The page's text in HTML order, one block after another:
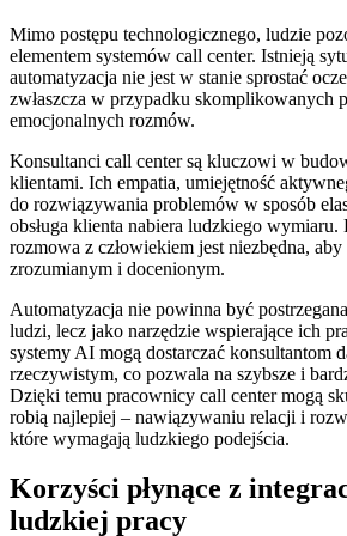
Mimo postępu technologicznego, ludzie
elementem systemów call center. Istnieją
automatyzacja nie jest w stanie sprostać
zwłaszcza w przypadku skomplikowanych
emocjonalnych rozmów.
Konsultanci call center są kluczowi w
klientami. Ich empatia, umiejętność
do rozwiązywania problemów w sposób
obsługa klienta nabiera ludzkiego
rozmowa z człowiekiem jest niezbędna, aby
zrozumianym i docenionym.
Automatyzacja nie powinna być
ludzi, lecz jako narzędzie wspierające ich
systemy AI mogą dostarczać konsultantom
rzeczywistym, co pozwala na szybsze i
Dzięki temu pracownicy call center mogą
robią najlepiej – nawiązywaniu relacji i
które wymagają ludzkiego podejścia.
Korzyści płynące z
ludzkiej pracy